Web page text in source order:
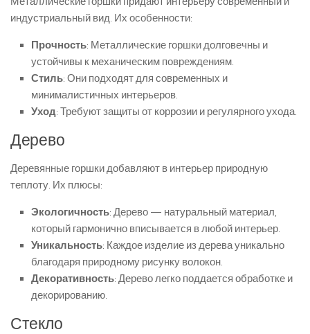
индустриальный вид. Их особенности:
Прочность: Металлические горшки долговечны и
устойчивы к механическим повреждениям.
Стиль: Они подходят для современных и
минималистичных интерьеров.
Уход: Требуют защиты от коррозии и регулярного ухода.
Дерево
Деревянные горшки добавляют в интерьер природную
теплоту. Их плюсы:
Экологичность: Дерево — натуральный материал,
который гармонично вписывается в любой интерьер.
Уникальность: Каждое изделие из дерева уникально
благодаря природному рисунку волокон.
Декоративность: Дерево легко поддается обработке и
декорированию.
Стекло